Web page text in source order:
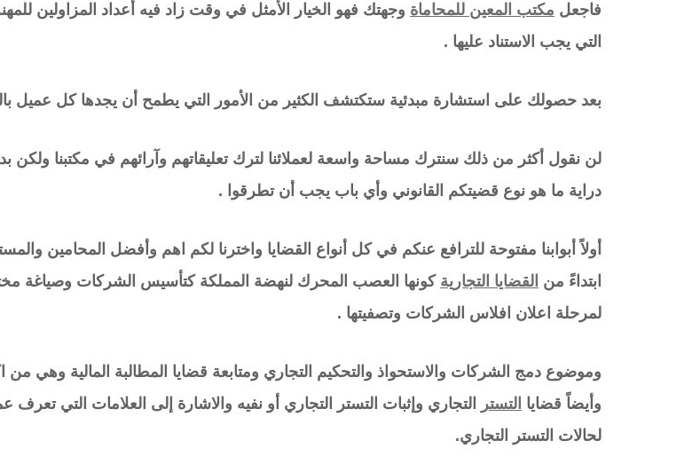
فاجعل مكتب المعين للمحاماة وجهتك فهو الخيار الأمثل في وقت زاد فيه أعداد المزاولين
التي يجب الاستناد عليها .
بعد حصولك على استشارة مبدئية ستكتشف الكثير من الأمور التي يطمح أن يجدها كل عميل
لن نقول أكثر من ذلك سنترك مساحة واسعة لعملائنا لترك تعليقاتهم وآرائهم في مكتبنا ولكن
دراية ما هو نوع قضيتكم القانوني وأي باب يجب أن تطرقوا .
أولاً أبوابنا مفتوحة للترافع عنكم في كل أنواع القضايا واخترنا لكم اهم وأفضل المحامين
ابتداءً من القضايا التجارية كونها العصب المحرك لنهضة المملكة كتأسيس الشركات وصياغة
لمرحلة اعلان افلاس الشركات وتصفيتها .
وموضوع دمج الشركات والاستحواذ والتحكيم التجاري ومتابعة قضايا المطالبة المالية وهي من
وأيضاً قضايا التستر
التجاري وإثبات التستر التجاري أو نفيه والاشارة إلى العلامات التي
لحالات التستر التجاري.